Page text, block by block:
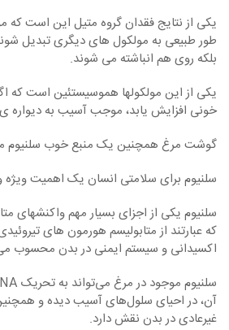
یکی از نتایج فقدان گروه متیل این است که
طور طبیعی به مولکول ‏های دیگری تبدیل
بلکه روی هم انباشته می‏ شوند.
یکی از این مولکول‏ها هموسیستئین است
خونی افزایش ‏یابد، موجب آسیب به
گوشت مرغ همچنین یک منبع خوب سلنیوم
سلنیوم برای سلامتی انسان یک اهمیت ویژه
سلنیوم یکی از اجزای بسیار مهم واکنش‏های
که عبارتند از متابولیسم هورمون ‏های
اکسیدانی و سیستم ایمنی در بدن محسوب
آن، در احیای سلول‌های آسیب‌ دیده و
غیرعادی در بدن نقش دارد.